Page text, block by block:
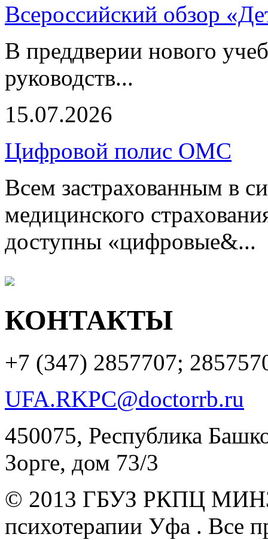
Всероссийский обзор
В преддверии нового
руководств...
15.07.2026
Цифровой полис ОМС
Всем застрахованным в
медицинского
доступны «цифровые&...
КОНТАКТЫ
+7 (347) 2857707;
UFA.RKPC@doctorrb.ru
450075, Республика
Зорге, дом 73/3
© 2013 ГБУЗ РКПЦ
психотерапии Уфа . Все